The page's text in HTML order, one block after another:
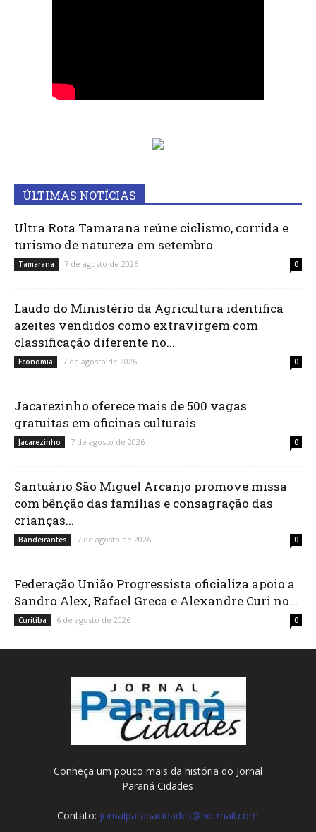
ÚLTIMAS NOTÍCIAS
Ultra Rota Tamarana reúne ciclismo, corrida e
turismo de natureza em setembro
Tamarana 7 de agosto de 2026 0
Laudo do Ministério da Agricultura identifica
azeites vendidos como extravirgem com
classificação diferente no...
Economia 7 de agosto de 2026 0
Jacarezinho oferece mais de 500 vagas
gratuitas em oficinas culturais
Jacarezinho 7 de agosto de 2026 0
Santuário São Miguel Arcanjo promove missa
com bênção das famílias e consagração das
crianças...
Bandeirantes 7 de agosto de 2026 0
Federação União Progressista oficializa apoio a
Sandro Alex, Rafael Greca e Alexandre Curi no...
Curitiba 6 de agosto de 2026 0
Conheça um pouco mais da história do Jornal
Paraná Cidades
Contato: jornalparanacidades@hotmail.com